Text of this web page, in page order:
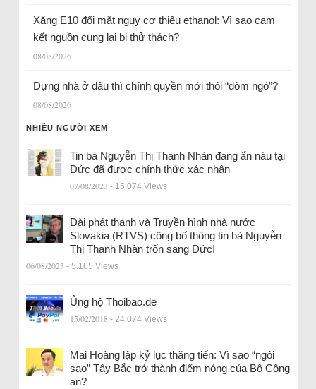
Xăng E10 đối mặt nguy cơ thiếu ethanol: Vì sao cam
kết nguồn cung lại bị thử thách?
08/08/2026
Dựng nhà ở đâu thì chính quyền mới thôi “dòm ngó”?
08/08/2026
NHIỀU NGƯỜI XEM
Tin bà Nguyễn Thị Thanh Nhàn đang ẩn náu tại
Đức đã được chính thức xác nhận
07/08/2023 - 15.074 Views
Đài phát thanh và Truyền hình nhà nước
Slovakia (RTVS) công bố thông tin bà Nguyễn
Thị Thanh Nhàn trốn sang Đức!
06/08/2023 - 5.165 Views
Ủng hộ Thoibao.de
15/02/2018 - 24.074 Views
Mai Hoàng lập kỷ lục thăng tiến: Vì sao “ngôi
sao” Tây Bắc trở thành điểm nóng của Bộ Công
an?